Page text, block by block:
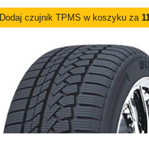
Dodaj czujnik TPMS w koszyku za